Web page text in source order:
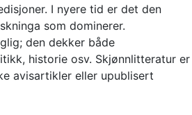
I nyere tid er det den
som dominerer.
den dekker både
historie osv. Skjønnlitteratur er
avisartikler eller upublisert